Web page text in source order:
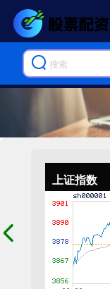
上证指数